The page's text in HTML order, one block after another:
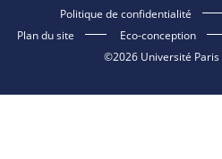
Politique de confidentialité
Plan du site
Eco-conception
©2026 Université Paris